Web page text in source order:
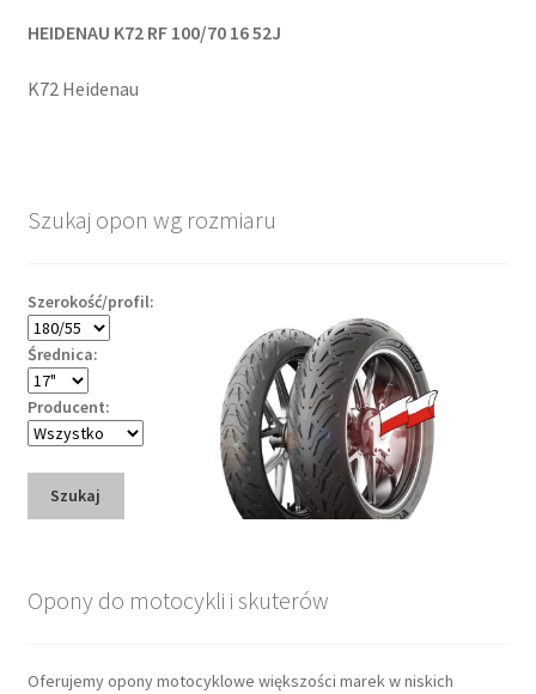
HEIDENAU K72 RF 100/70 16 52J
K72 Heidenau
Szukaj opon wg rozmiaru
Szerokość/profil:
Średnica:
Producent:
Szukaj
Opony do motocykli i skuterów
Oferujemy opony motocyklowe większości marek w niskich